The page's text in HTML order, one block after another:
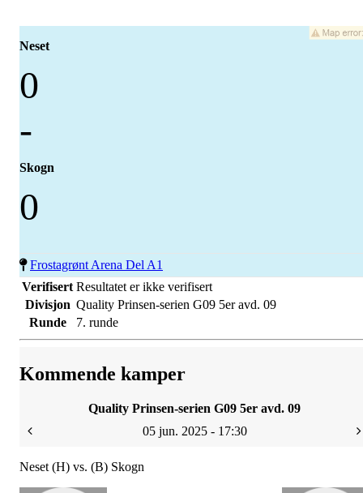
Neset
0
-
Skogn
0
Frostagrønt Arena Del A1
Verifisert Resultatet er ikke verifisert
Divisjon Quality Prinsen-serien G09 5er avd. 09
Runde
7. runde
Kommende kamper
Quality Prinsen-serien G09 5er avd. 09
05 jun. 2025 - 17:30
Neset (H) vs. (B) Skogn